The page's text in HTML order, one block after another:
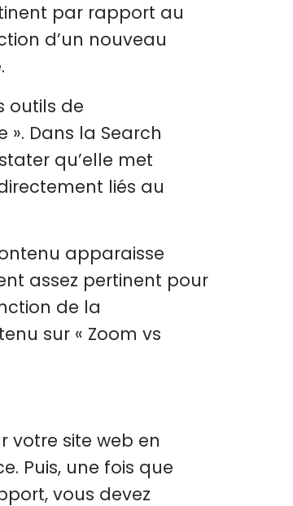
par rapport au
d’un nouveau
outils de
Dans la Search
qu’elle met
liés au
apparaisse
assez pertinent pour
de la
sur « Zoom vs
votre site web en
Puis, une fois que
vous devez